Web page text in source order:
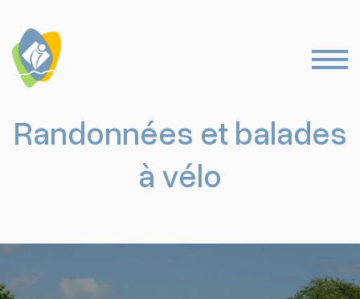
Randonnées et balades
à vélo